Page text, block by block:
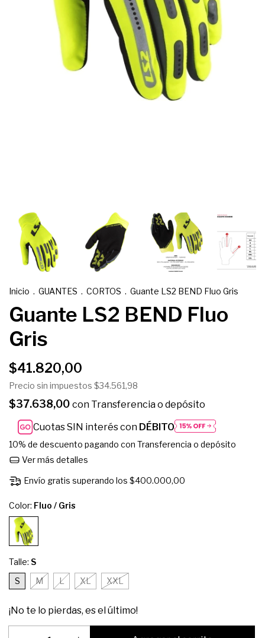
Inicio . GUANTES . CORTOS . Guante LS2 BEND Fluo Gris
Guante LS2 BEND Fluo
Gris
$41.820,00
Precio sin impuestos $34.561,98
$37.638,00 con Transferencia o depósito
Cuotas SIN interés con DÉBITO
10% de descuento pagando con Transferencia o depósito
Ver más detalles
Envío gratis superando los$400.000,00
Color: Fluo / Gris
Talle: S
S
M L XL XXL
¡No te lo pierdas, es el último!